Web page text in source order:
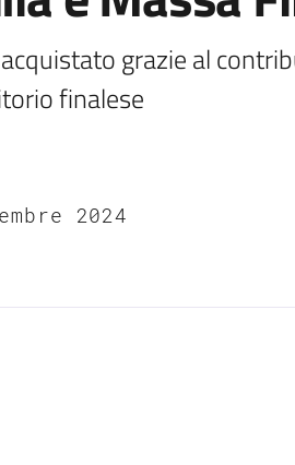
grazie al
finalese
2024